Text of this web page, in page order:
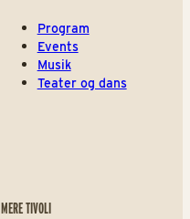
Program
Events
Musik
Teater og dans
MERE TIVOLI